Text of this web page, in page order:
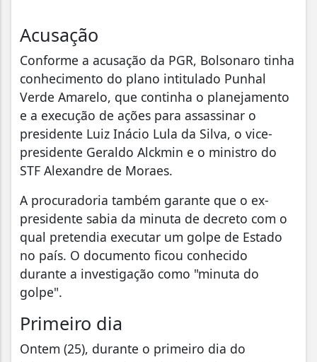
Acusação
Conforme a acusação da PGR, Bolsonaro tinha
conhecimento do plano intitulado Punhal
Verde Amarelo, que continha o planejamento
e a execução de ações para assassinar o
presidente Luiz Inácio Lula da Silva, o vice-
presidente Geraldo Alckmin e o ministro do
STF Alexandre de Moraes.
A procuradoria também garante que o ex-
presidente sabia da minuta de decreto com o
qual pretendia executar um golpe de Estado
no país. O documento ficou conhecido
durante a investigação como "minuta do
golpe".
Primeiro dia
Ontem (25), durante o primeiro dia do